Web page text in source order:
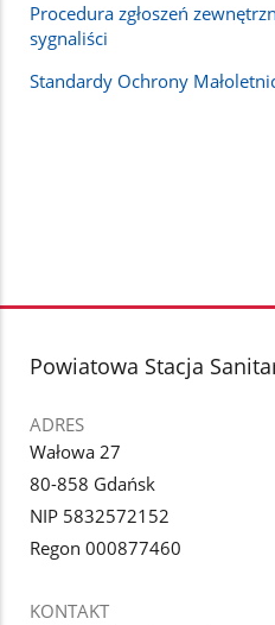
Procedura zgłoszeń
sygnaliści
Standardy Ochrony
stopka
Powiatowa Stacja
ADRES
Wałowa 27
80-858 Gdańsk
NIP 5832572152
Regon 000877460
KONTAKT